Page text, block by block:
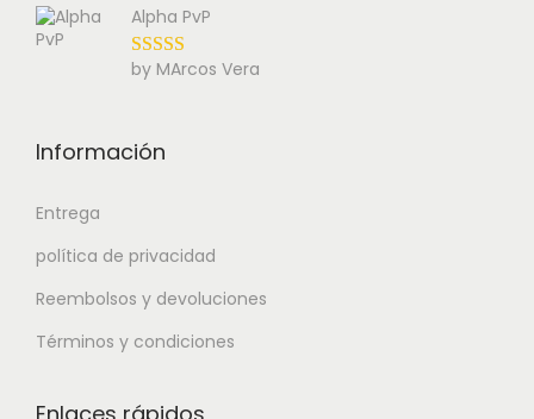
Alpha PvP
by MArcos Vera
Información
Entrega
política de privacidad
Reembolsos y devoluciones
Términos y condiciones